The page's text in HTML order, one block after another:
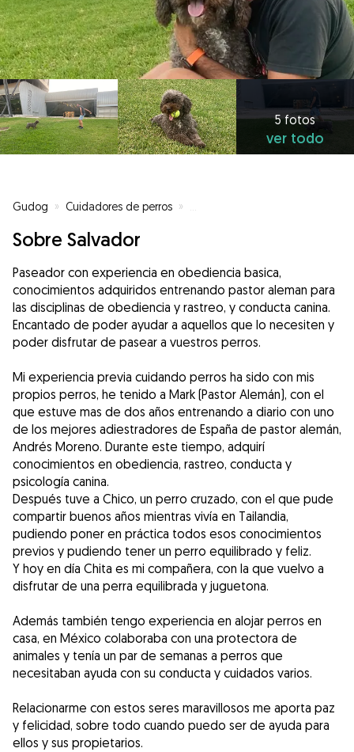
5 fotos
ver todo
Gudog » Cuidadores de perros »
Sobre Salvador
Paseador con experiencia en obediencia basica,
conocimientos adquiridos entrenando pastor aleman para
las disciplinas de obediencia y rastreo, y conducta canina.
Encantado de poder ayudar a aquellos que lo necesiten y
poder disfrutar de pasear a vuestros perros.
Mi experiencia previa cuidando perros ha sido con mis
propios perros, he tenido a Mark (Pastor Alemán), con el
que estuve mas de dos años entrenando a diario con uno
de los mejores adiestradores de España de pastor alemán,
Andrés Moreno. Durante este tiempo, adquirí
conocimientos en obediencia, rastreo, conducta y
psicología canina.
Después tuve a Chico, un perro cruzado, con el que pude
compartir buenos años mientras vivía en Tailandia,
pudiendo poner en práctica todos esos conocimientos
previos y pudiendo tener un perro equilibrado y feliz.
Y hoy en día Chita es mi compañera, con la que vuelvo a
disfrutar de una perra equilibrada y juguetona.
Además también tengo experiencia en alojar perros en
casa, en México colaboraba con una protectora de
animales y tenía un par de semanas a perros que
necesitaban ayuda con su conducta y cuidados varios.
Relacionarme con estos seres maravillosos me aporta paz
y felicidad, sobre todo cuando puedo ser de ayuda para
ellos y sus propietarios.